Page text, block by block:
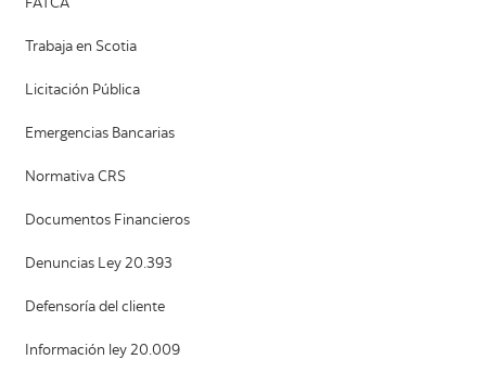
FATCA
Trabaja en Scotia
Licitación Pública
Emergencias Bancarias
Normativa CRS
Documentos Financieros
Denuncias Ley 20.393
Defensoría del cliente
Información ley 20.009